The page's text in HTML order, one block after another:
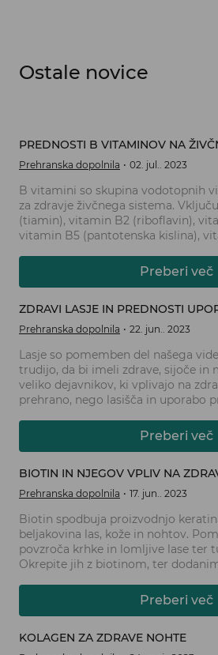
Ostale novice
PREDNOSTI B VITAMINOV NA
Prehranska dopolnila 02. jul.. 2023
B vitamini so skupina vodotopnih
za zdravje živčnega sistema.
(tiamin), vitamin B2 (riboflavin),
vitamin B5 (pantotenska kislina),
B12 (kobalamin). Te vitamine je
hrano ali prehranskimi dopolnili,
Preberi več
ZDRAVI LASJE IN PREDNOSTI
Prehranska dopolnila 22. jun.. 2023
Lasje so pomemben del našega
trudijo, da bi imeli zdrave, sijoče in
veliko dejavnikov, ki vplivajo na
prehrano, nego lasišča in uporabo
ohranjanju zdravih las, je biotin.
Preberi več
BIOTIN IN NJEGOV VPLIV NA
Prehranska dopolnila 17. jun.. 2023
Biotin spodbuja proizvodnjo
beljakovina las, kože in nohtov.
povzroča krhke in lomljive lase ter
Okrepite jih z biotinom, ter
Preberi več
KOLAGEN ZA ZDRAVE NOHTE